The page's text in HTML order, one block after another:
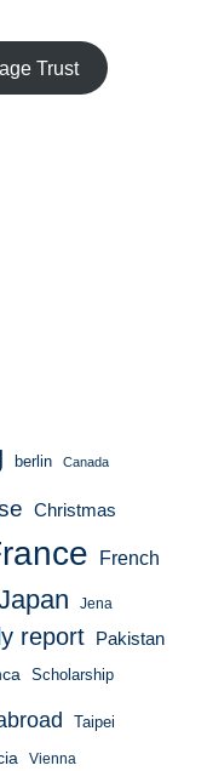
Trust
berlin Canada
Christmas
French
Jena
report Pakistan
Scholarship
Taipei
Vienna